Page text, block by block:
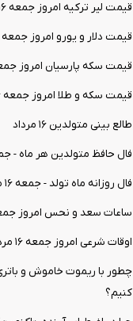
قیمت لیر ترکیه امروز جمعه ۱۶ مرداد ۱۴۰۵ + جدول
قیمت دلار و یورو امروز جمعه ۱۶ مرداد ۱۴۰۵ + جدول
قیمت سکه پارسیان امروز جمعه ۱۶ مرداد ۱۴۰۵ +
قیمت سکه و طلا امروز جمعه ۱۶ مرداد ۱۴۰۵ + جدول
طالع بینی متولدین ۱۶ مرداد
فال حافظ متولدین هر ماه - جمعه ۱۶ مرداد
فال روزانه ماه تولد - جمعه ۱۶ مرداد ۱۴۰۵
ساعات سعد و نحس امروز جمعه ۱۶ مرداد +
اوقات شرعی امروز جمعه ۱۶ مرداد ۱۴۰۵
چطور با ریموت خاموش و
کنیم؟